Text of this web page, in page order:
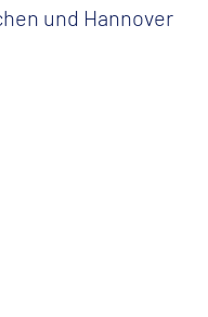
und Hannover